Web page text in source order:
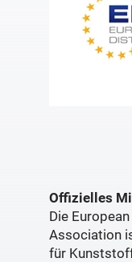
Offizielles
Die
Association
für